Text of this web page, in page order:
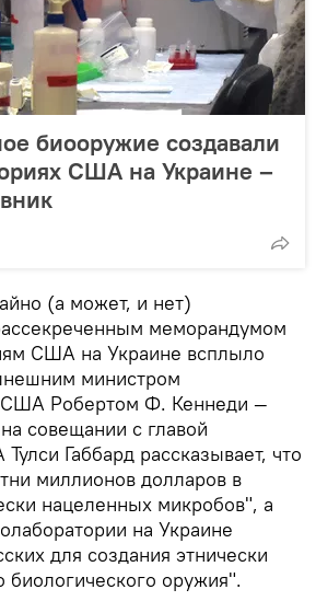
биооружие создавали
США на Украине –
(а может, и нет)
меморандумом
США на Украине всплыло
министром
США Робертом Ф. Кеннеди —
совещании с главой
Габбард рассказывает, что
миллионов долларов в
нацеленных микробов", а
на Украине
для создания этнически
биологического оружия".